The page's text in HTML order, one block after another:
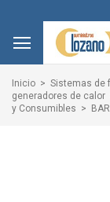
Inicio Sistemas de
generadores de calor
y Consumibles